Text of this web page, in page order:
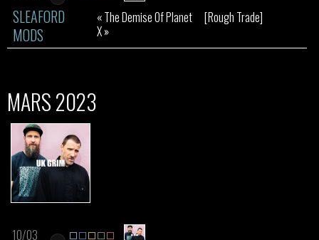
SLEAFORD
MODS
« The Demise Of Planet
X »
[Rough Trade]
MARS 2023
10/03